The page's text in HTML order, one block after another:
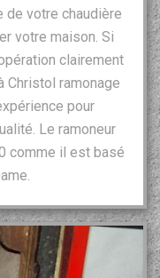
de votre chaudière
votre maison. Si
clairement
Christol ramonage
pour
Le ramoneur
comme il est basé